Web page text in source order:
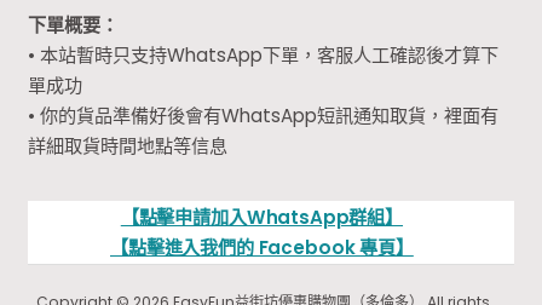
下單概要：
• 本站暫時只支持WhatsApp下單，客服人工確認後才算下
單成功
• 你的貨品準備好後會有WhatsApp短訊通知取貨，裡面有
詳細取貨時間地點等信息
【點擊申請加入WhatsApp群組】
【點擊進入我們的 Facebook 專頁】